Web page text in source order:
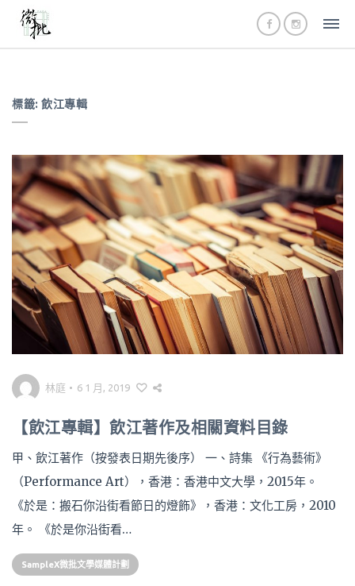
標籤: 飲江專輯
林庭 • 6 1 月, 2019
【飲江專輯】飲江著作及相關資料目錄
甲、飲江著作（按發表日期先後序） 一、詩集 《行為藝術》
（Performance Art），香港：香港中文大學，2015年。
《於是：搬石你沿街看節日的燈飾》，香港：文化工房，2010
年。 《於是你沿街看…
SampleX微批文學媒體計劃